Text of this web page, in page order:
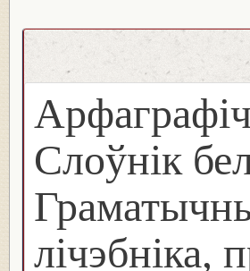
Слоўнік
лічэбніка,